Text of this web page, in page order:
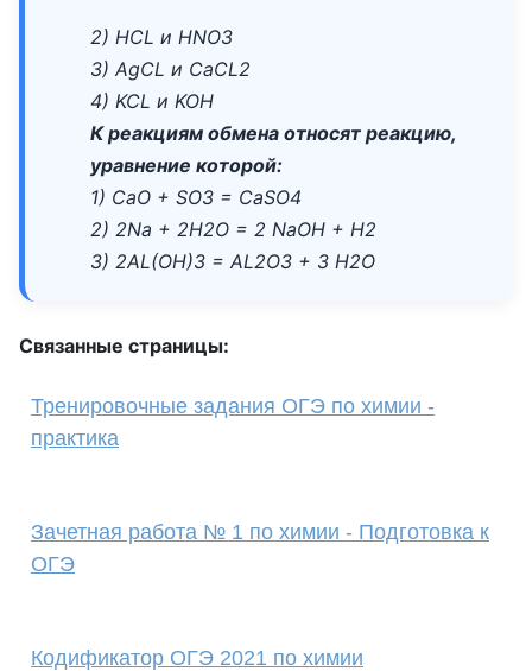
2) HCL и HNO3
3) AgCL и CaCL2
4) KCL и KOH
К реакциям обмена относят реакцию,
уравнение которой:
1) CaO + SO3 = CaSO4
2) 2Na + 2H2O = 2 NaOH + H2
3) 2AL(OH)3 = AL2O3 + 3 H2O
Связанные страницы:
Тренировочные задания ОГЭ по химии -
практика
Зачетная работа № 1 по химии - Подготовка к
ОГЭ
Кодификатор ОГЭ 2021 по химии